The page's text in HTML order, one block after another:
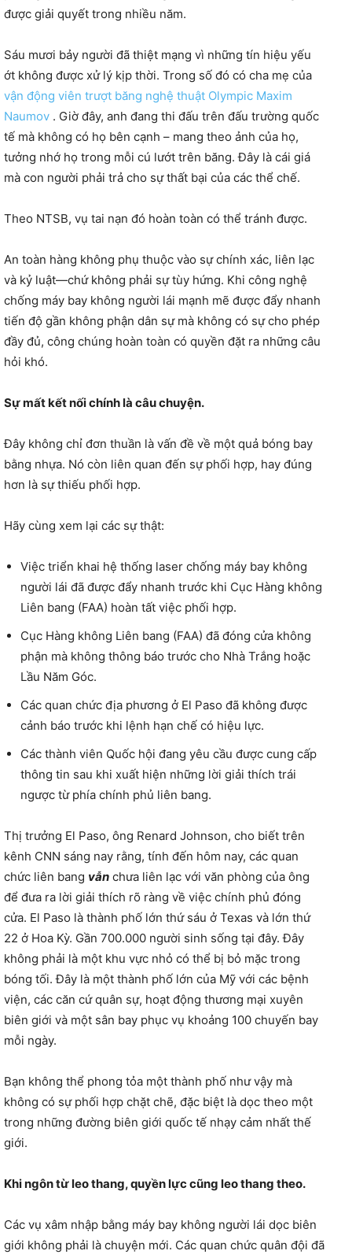
được giải quyết trong nhiều năm.
Sáu mươi bảy người đã thiệt mạng vì những tín hiệu yếu
ớt không được xử lý kịp thời. Trong số đó có cha mẹ của
vận động viên trượt băng nghệ thuật Olympic Maxim
Naumov . Giờ đây, anh đang thi đấu trên đấu trường quốc
tế mà không có họ bên cạnh – mang theo ảnh của họ,
tưởng nhớ họ trong mỗi cú lướt trên băng. Đây là cái giá
mà con người phải trả cho sự thất bại của các thể chế.
Theo NTSB, vụ tai nạn đó hoàn toàn có thể tránh được.
An toàn hàng không phụ thuộc vào sự chính xác, liên lạc
và kỷ luật—chứ không phải sự tùy hứng. Khi công nghệ
chống máy bay không người lái mạnh mẽ được đẩy nhanh
tiến độ gần không phận dân sự mà không có sự cho phép
đầy đủ, công chúng hoàn toàn có quyền đặt ra những câu
hỏi khó.
Sự mất kết nối chính là câu chuyện.
Đây không chỉ đơn thuần là vấn đề về một quả bóng bay
bằng nhựa. Nó còn liên quan đến sự phối hợp, hay đúng
hơn là sự thiếu phối hợp.
Hãy cùng xem lại các sự thật:
Việc triển khai hệ thống laser chống máy bay không
người lái đã được đẩy nhanh trước khi Cục Hàng không
Liên bang (FAA) hoàn tất việc phối hợp.
Cục Hàng không Liên bang (FAA) đã đóng cửa không
phận mà không thông báo trước cho Nhà Trắng hoặc
Lầu Năm Góc.
Các quan chức địa phương ở El Paso đã không được
cảnh báo trước khi lệnh hạn chế có hiệu lực.
Các thành viên Quốc hội đang yêu cầu được cung cấp
thông tin sau khi xuất hiện những lời giải thích trái
ngược từ phía chính phủ liên bang.
Thị trưởng El Paso, ông Renard Johnson, cho biết trên
kênh CNN sáng nay rằng, tính đến hôm nay, các quan
chức liên bang vẫn chưa liên lạc với văn phòng của ông
để đưa ra lời giải thích rõ ràng về việc chính phủ đóng
cửa. El Paso là thành phố lớn thứ sáu ở Texas và lớn thứ
22 ở Hoa Kỳ. Gần 700.000 người sinh sống tại đây. Đây
không phải là một khu vực nhỏ có thể bị bỏ mặc trong
bóng tối. Đây là một thành phố lớn của Mỹ với các bệnh
viện, các căn cứ quân sự, hoạt động thương mại xuyên
biên giới và một sân bay phục vụ khoảng 100 chuyến bay
mỗi ngày.
Bạn không thể phong tỏa một thành phố như vậy mà
không có sự phối hợp chặt chẽ, đặc biệt là dọc theo một
trong những đường biên giới quốc tế nhạy cảm nhất thế
giới.
Khi ngôn từ leo thang, quyền lực cũng leo thang theo.
Các vụ xâm nhập bằng máy bay không người lái dọc biên
giới không phải là chuyện mới. Các quan chức quân đội đã